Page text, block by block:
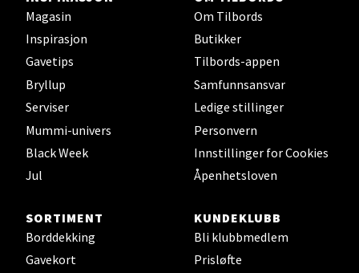
Magasin
Inspirasjon
Gavetips
Bryllup
Serviser
Mummi-univers
Black Week
Jul
Om Tilbords
Butikker
Tilbords-appen
Samfunnsansvar
Ledige stillinger
Personvern
Innstillinger for Cookies
Åpenhetsloven
SORTIMENT
Borddekking
Gavekort
KUNDEKLUBB
Bli klubbmedlem
Prisløfte
Oppdal - Aunasenteret
Aunasenteret, Sunndalsvegen 3, 7340 Oppdal
Åpent i dag 10-19
6 i butikk
Velg
Orkanger - Thon Senter Orkanger